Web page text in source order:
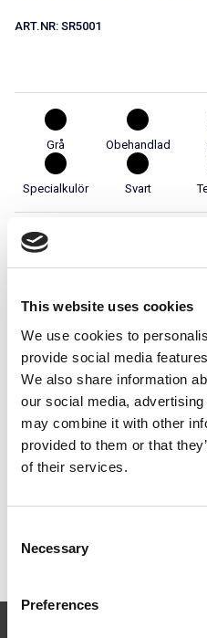
This website uses cookies
We use cookies to
provide social media
We also share information
our social media,
may combine it with other
provided to them or that
of their services.
Selection
Necessary
Preferences
ART.NR: SR5001
Grå Obehandlad
Specialkulör Svart
Teknisk specifikation
Används i system
Stigbrygga för Betongpannor